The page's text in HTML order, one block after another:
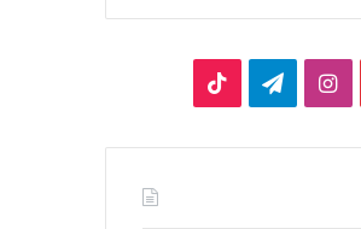
انستقرامتيلقرام